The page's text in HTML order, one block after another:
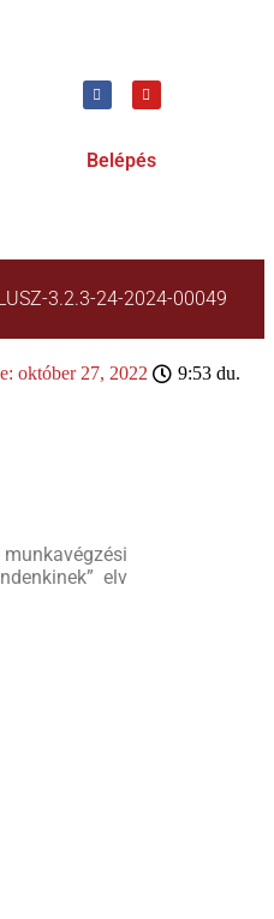
Belépés
3.2.3-24-2024-00049
október 27, 2022 9:53 du.
elv